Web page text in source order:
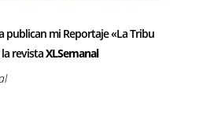
publican mi Reportaje «La Tribu
revistaXLSemanal